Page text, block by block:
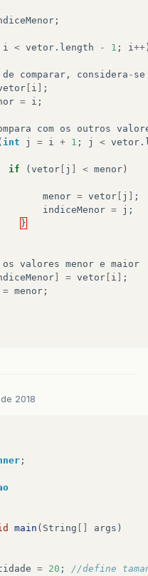
;
i < vetor . length - 1 ; i++
de comparar , considera - se
i
;
= i ;
com os outros
int j = i + 1 ; j < vetor .
if
( vetor j < menor )
menor = vetor j
;
indiceMenor = j ;
}
os valores menor e maior
= vetor i
;
= menor ;
2018
;
main ( String args )
= 20 ;
//define